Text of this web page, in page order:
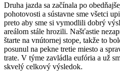
Druha jazda sa začínala po
pohotovosti a sústavne sme všetci
preto aby sme si vymodlili dobrý
areálom stále hrozili. Našťastie
štarte na vnútornej stope, takže to
posunul na pekne tretie miesto a
trate. V týme zavládla eufória a už
skvelý celkový výsledok.